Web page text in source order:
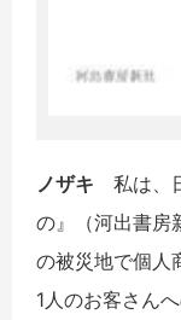
ノザキ 私は、
の』（河出書房
の被災地で個人
1人のお客さん